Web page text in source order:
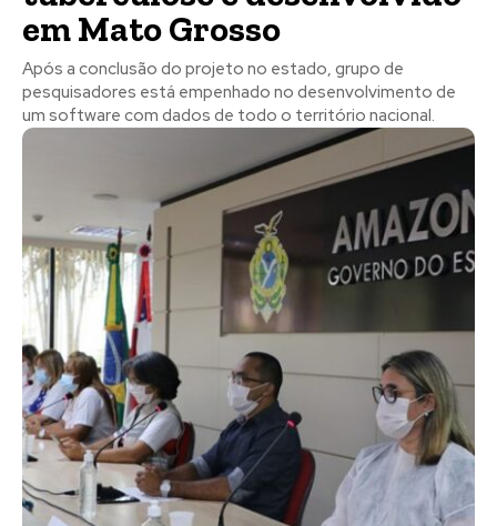
em Mato Grosso
Após a conclusão do projeto no estado, grupo de
pesquisadores está empenhado no desenvolvimento de
um software com dados de todo o território nacional.